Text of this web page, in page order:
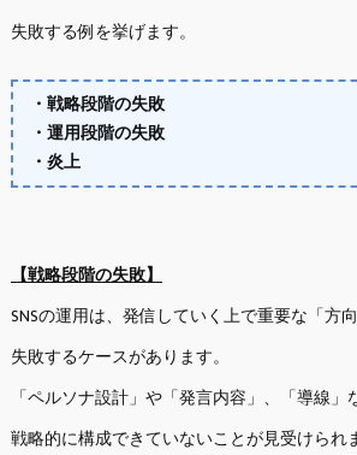
失敗する例を挙げます。
・戦略段階の失敗
・運用段階の失敗
・炎上
【戦略段階の失敗】
SNSの運用は、発信していく上で重要な「方
失敗するケースがあります。
「ペルソナ設計」や「発言内容」、「導線」
戦略的に構成できていないことが見受けられ